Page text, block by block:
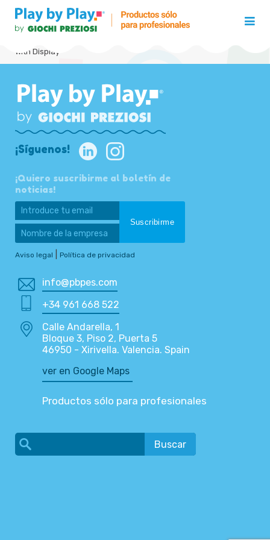
With Display
¡Síguenos!
¡Quiero suscribirme al boletín de
noticias!
Aviso legal Política de privacidad
info@pbpes.com
+34 961 668 522
Calle Andarella, 1
Bloque 3, Piso 2, Puerta 5
46950 - Xirivella. Valencia. Spain
ver en Google Maps
Productos sólo para profesionales
Buscar